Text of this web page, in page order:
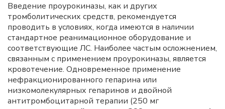
Введение проурокиназы, как и других
тромболитических средств, рекомендуется
проводить в условиях, когда имеются в наличии
стандартное реанимационное оборудование и
соответствующие ЛС. Наиболее частым осложнением,
связанным с применением проурокиназы, является
кровотечение. Одновременное применение
нефракционированного гепарина или
низкомолекулярных гепаринов и двойной
антитромбоцитарной терапии (250 мг